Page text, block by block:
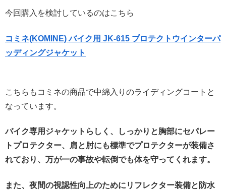
今回購入を検討しているのはこちら
コミネ(KOMINE) バイク用 JK-615 プロテクトウインターパ
ッディングジャケット
こちらもコミネの商品で中綿入りのライディングコートと
なっています。
バイク専用ジャケットらしく、しっかりと胸部にセパレー
トプロテクター、肩と肘にも標準でプロテクターが装備さ
れており、万が一の事故や転倒でも体を守ってくれます。
また、夜間の視認性向上のためにリフレクター装備と防水